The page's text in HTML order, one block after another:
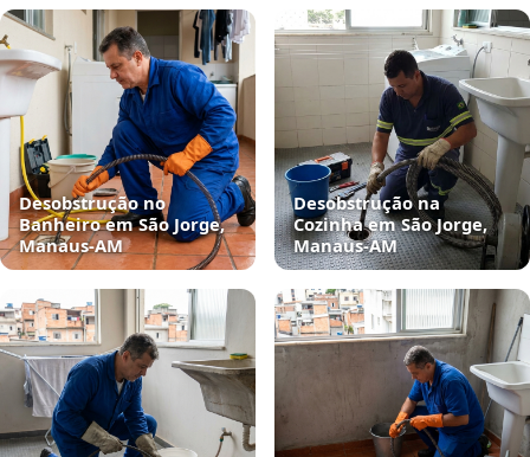
Desobstrução no
Banheiro em São Jorge,
Manaus‑AM
Desobstrução na
Cozinha em São Jorge,
Manaus‑AM